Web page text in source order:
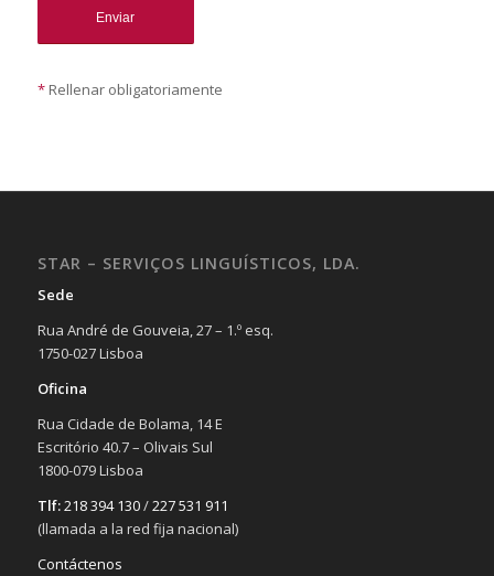
* Rellenar obligatoriamente
STAR – SERVIÇOS LINGUÍSTICOS, LDA.
Sede
Rua André de Gouveia, 27 – 1.º esq.
1750-027 Lisboa
Oficina
Rua Cidade de Bolama, 14 E
Escritório 40.7 – Olivais Sul
1800-079 Lisboa
Tlf:218 394 130/227 531 911
(llamada a la red fija nacional)
Contáctenos